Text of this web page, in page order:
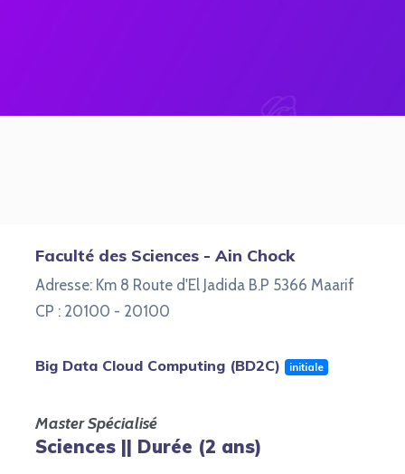
Faculté des Sciences - Ain Chock
Adresse: Km 8 Route d'El Jadida B.P 5366 Maarif
CP : 20100 - 20100
Big Data Cloud Computing (BD2C) initiale
Master Spécialisé
Sciences || Durée (2 ans)